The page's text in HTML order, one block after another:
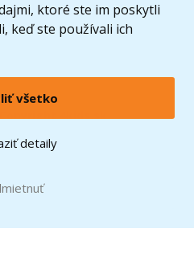
ktoré ste im poskytli
keď ste používali ich
všetko
detaily
4kids.sk
známkami spoločnosti LEGO Group. ©
LEGO Group.
pre desktop
nákupe od